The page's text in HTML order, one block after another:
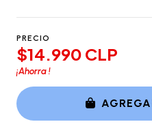
PRECIO
$14.990 CLP
¡Ahorra!